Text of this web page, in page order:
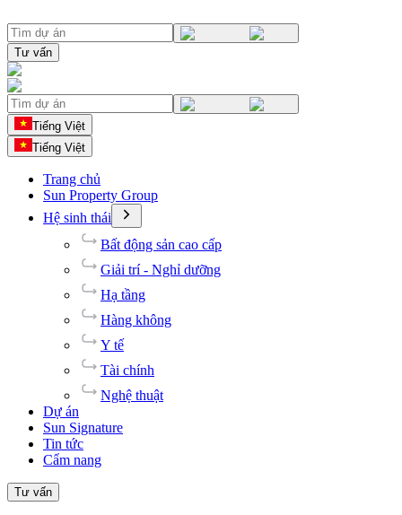
Tư vấn
Tiếng Việt
Tiếng Việt
Trang chủ
Sun Property Group
Hệ sinh thái
Bất động sản cao cấp
Giải trí - Nghỉ dưỡng
Hạ tầng
Hàng không
Y tế
Tài chính
Nghệ thuật
Dự án
Sun Signature
Tin tức
Cẩm nang
Tư vấn